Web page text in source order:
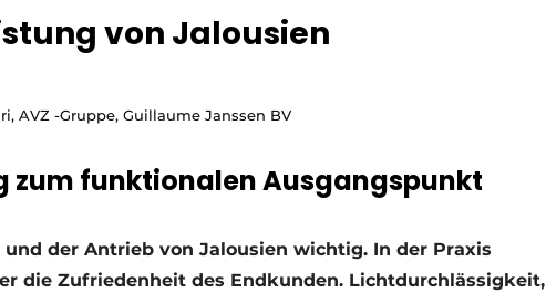
von Jalousien
AVZ -Gruppe, Guillaume Janssen BV
zum funktionalen Ausgangspunkt
der Antrieb von Jalousien wichtig. In der Praxis
die Zufriedenheit des Endkunden. Lichtdurchlässigkeit,